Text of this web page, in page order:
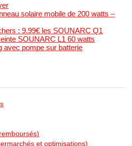
solaire mobile de 200 watts –
: 9.99€ les SOUNARC Q1
SOUNARC L1 60 watts
avec pompe sur batterie
et optimisations)